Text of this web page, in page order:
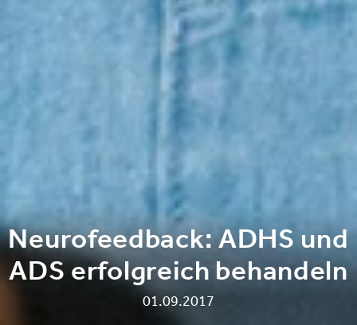
Neurofeedback: ADHS und
ADS erfolgreich behandeln
01.09.2017